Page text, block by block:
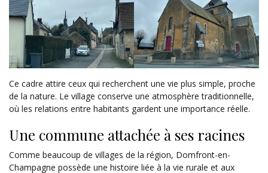
Ce cadre attire ceux qui recherchent une vie plus simple, proche
de la nature. Le village conserve une atmosphère traditionnelle,
où les relations entre habitants gardent une importance réelle.
Une commune attachée à ses racines
Comme beaucoup de villages de la région, Domfront-en-
Champagne possède une histoire liée à la vie rurale et aux